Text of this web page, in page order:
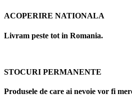
ACOPERIRE NATIONALA
Livram peste tot in Romania.
STOCURI PERMANENTE
Produsele de care ai nevoie vor fi